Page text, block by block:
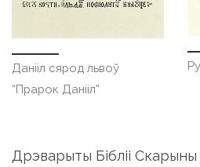
Данііл сярод львоў
“Прарок Данііл”
Дрэварыты Бібліі Скарыны